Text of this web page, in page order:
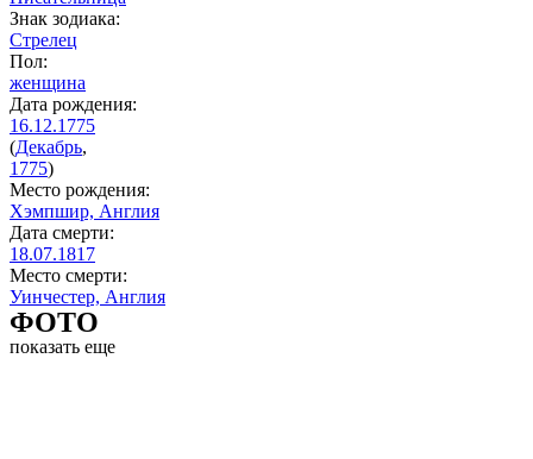
Знак зодиака:
Стрелец
Пол:
женщина
Дата рождения:
16.12.1775
(Декабрь,
1775)
Место рождения:
Хэмпшир, Англия
Дата смерти:
18.07.1817
Место смерти:
Уинчестер, Англия
ФОТО
показать еще